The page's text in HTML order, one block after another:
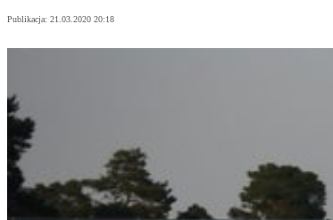
Publikacja: 21.03.2020 20:18